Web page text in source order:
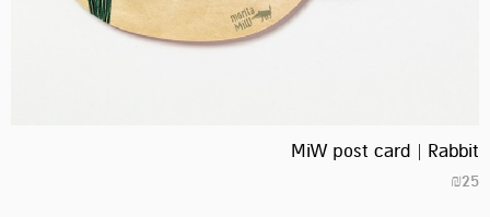
MiW post card | Rabbit
₪25